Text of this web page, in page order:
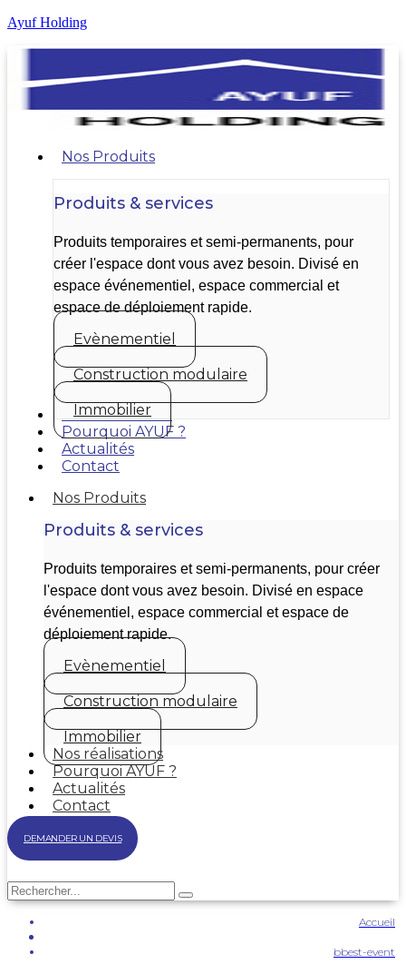
Ayuf Holding
Nos Produits
Produits & services
Produits temporaires et semi-permanents, pour
créer l'espace dont vous avez besoin. Divisé en
espace événementiel, espace commercial et
espace de déploiement rapide.
Evènementiel
Construction modulaire
Immobilier
Nos réalisations
Pourquoi AYUF ?
Actualités
Contact
Nos Produits
Produits & services
Produits temporaires et semi-permanents, pour créer
l'espace dont vous avez besoin. Divisé en espace
événementiel, espace commercial et espace de
déploiement rapide.
Evènementiel
Construction modulaire
Immobilier
Nos réalisations
Pourquoi AYUF ?
Actualités
Contact
DEMANDER UN DEVIS
Accueil
bbest-event